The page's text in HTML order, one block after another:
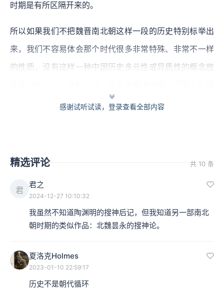
时期是有所区隔开来的。
所以如果我们不把魏晋南北朝这样一段的历史特别标举出
来，我们不容易体会那个时代很多非常特殊、非常不一样
的性质，没有这样一种中国历史多元性或异质性的概念放
面很多史事的变化，我们也就无从去讨论、去理解同样的
间会发生什么样的变化。
本集编辑：vvy
感谢试听试读，登录查看全部内容
精选评论 共 10 条
君
君之
2024-12-27 10:10:32
我虽然不知道陶渊明的搜神后记，但我知道另一部南北
朝时期的类似作品：北魏昙永的搜神论。
夏洛克Holmes
2023-01-10 22:59:17
历史不是朝代循环